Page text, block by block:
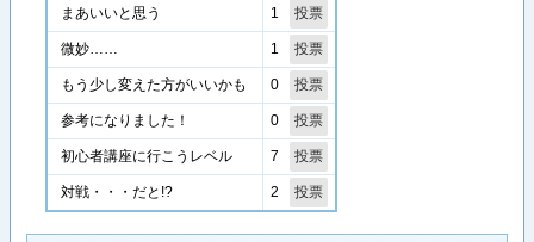
まあいいと思う 1
微妙…… 1
もう少し変えた方がいいかも 0
参考になりました！ 0
初心者講座に行こうレベル 7
対戦・・・だと!? 2